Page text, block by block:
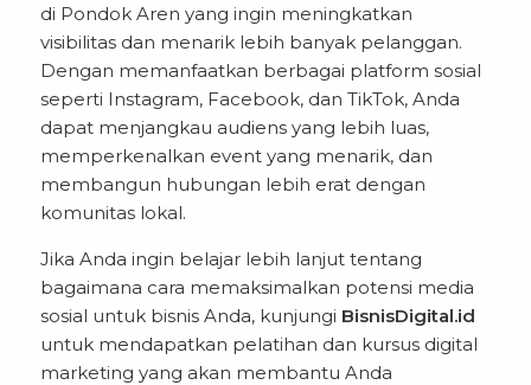
di Pondok Aren yang ingin meningkatkan
visibilitas dan menarik lebih banyak pelanggan.
Dengan memanfaatkan berbagai platform sosial
seperti Instagram, Facebook, dan TikTok, Anda
dapat menjangkau audiens yang lebih luas,
memperkenalkan event yang menarik, dan
membangun hubungan lebih erat dengan
komunitas lokal.
Jika Anda ingin belajar lebih lanjut tentang
bagaimana cara memaksimalkan potensi media
sosial untuk bisnis Anda, kunjungi BisnisDigital.id
untuk mendapatkan pelatihan dan kursus digital
marketing yang akan membantu Anda